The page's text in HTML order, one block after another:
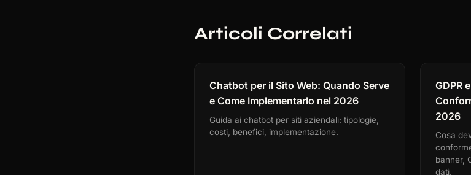
Articoli Correlati
Chatbot per il Sito Web: Quando Serve
e Come Implementarlo nel 2026
Guida ai chatbot per siti aziendali: tipologie,
costi, benefici, implementazione.
GDPR
2026
Cosa
banner,
dati.